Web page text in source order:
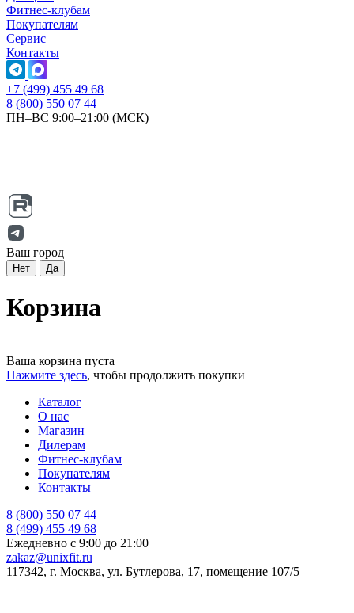
Фитнес-клубам
Покупателям
Сервис
Контакты
+7 (499) 455 49 68
8 (800) 550 07 44
ПН–ВС 9:00–21:00 (МСК)
Ваш город
Нет Да
Корзина
Ваша корзина пуста
Нажмите здесь, чтобы продолжить покупки
Каталог
О нас
Магазин
Дилерам
Фитнес-клубам
Покупателям
Контакты
8 (800) 550 07 44
8 (499) 455 49 68
Ежедневно с 9:00 до 21:00
zakaz@unixfit.ru
117342, г. Москва, ул. Бутлерова, 17, помещение 107/5